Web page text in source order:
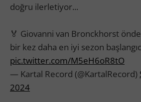
doğru ilerletiyor...
🏅 Giovanni van Bronckhorst
bir kez daha en iyi sezon
pic.twitter.com/M5eH6oR8tO
— Kartal Record (@KartalRecord)
2024